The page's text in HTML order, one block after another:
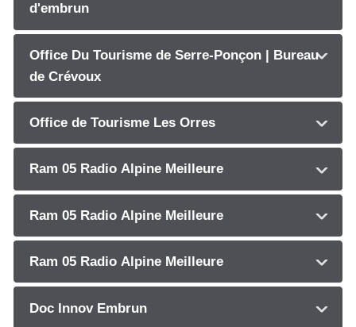
d'embrun
Office Du Tourisme de Serre-Ponçon | Bureau
de Crévoux
Office de Tourisme Les Orres
Ram 05 Radio Alpine Meilleure
Ram 05 Radio Alpine Meilleure
Ram 05 Radio Alpine Meilleure
Doc Innov Embrun